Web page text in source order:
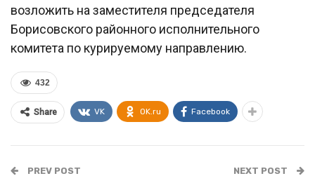
возложить на заместителя председателя
Борисовского районного исполнительного
комитета по курируемому направлению.
432
Share VK OK.ru Facebook
PREV POST NEXT POST